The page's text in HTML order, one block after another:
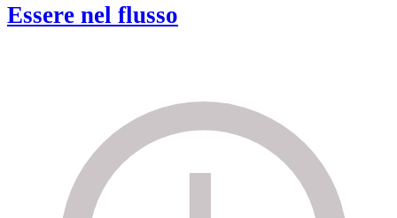
Essere nel flusso